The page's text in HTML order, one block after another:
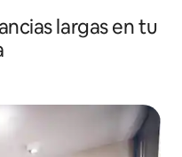
largas en tu